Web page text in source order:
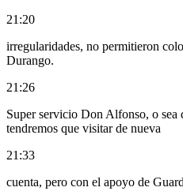
21:20
irregularidades, no permitieron
Durango.
21:26
Super servicio Don Alfonso, o
tendremos que visitar de nueva
21:33
cuenta, pero con el apoyo de